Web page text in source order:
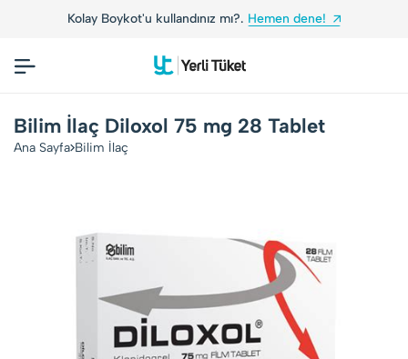
Kolay Boykot'u kullandınız mı?.Hemen dene!
Bilim İlaç Diloxol 75 mg 28 Tablet
Ana Sayfa Bilim İlaç